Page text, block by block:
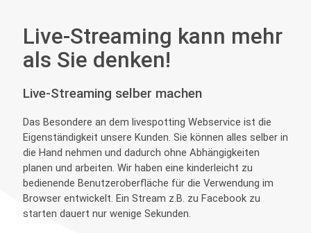
Live-Streaming kann mehr
als Sie denken!
Live-Streaming selber machen
Das Besondere an dem livespotting Webservice ist die
Eigenständigkeit unsere Kunden. Sie können alles selber in
die Hand nehmen und dadurch ohne Abhängigkeiten
planen und arbeiten. Wir haben eine kinderleicht zu
bedienende Benutzeroberfläche für die Verwendung im
Browser entwickelt. Ein Stream z.B. zu Facebook zu
starten dauert nur wenige Sekunden.